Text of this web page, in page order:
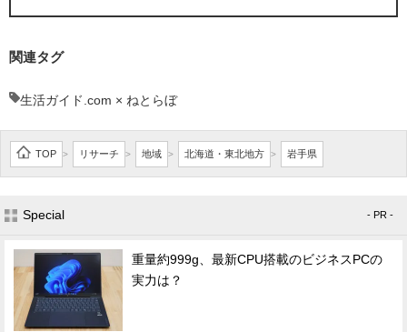
関連タグ
生活ガイド.com × ねとらぼ
TOP > リサーチ > 地域 > 北海道・東北地方 > 岩手県
Special - PR -
重量約999g、最新CPU搭載のビジネスPCの
実力は？